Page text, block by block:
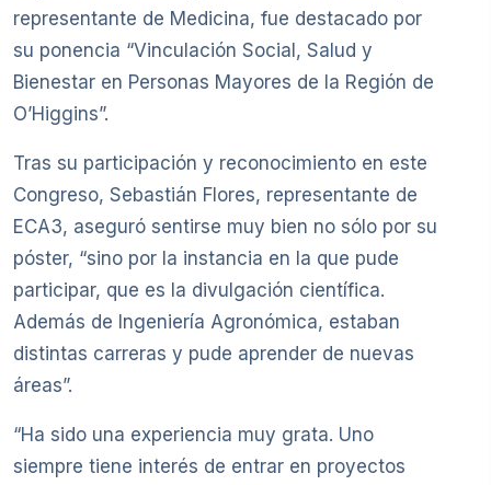
representante de Medicina, fue destacado por
su ponencia “Vinculación Social, Salud y
Bienestar en Personas Mayores de la Región de
O’Higgins”.
Tras su participación y reconocimiento en este
Congreso, Sebastián Flores, representante de
ECA3, aseguró sentirse muy bien no sólo por su
póster, “sino por la instancia en la que pude
participar, que es la divulgación científica.
Además de Ingeniería Agronómica, estaban
distintas carreras y pude aprender de nuevas
áreas”.
“Ha sido una experiencia muy grata. Uno
siempre tiene interés de entrar en proyectos